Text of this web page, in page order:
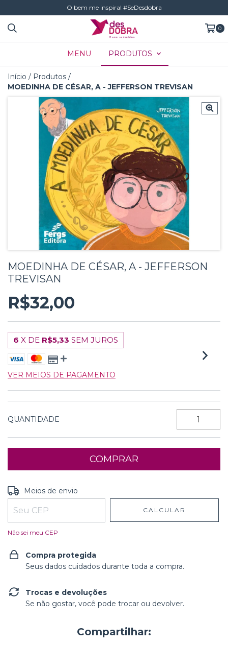
O bem me inspira! #SeDesdobra
0
MENU PRODUTOS
Início / Produtos /
MOEDINHA DE CÉSAR, A - JEFFERSON TREVISAN
MOEDINHA DE CÉSAR, A - JEFFERSON
TREVISAN
R$32,00
6 X DE R$5,33 SEM JUROS
VER MEIOS DE PAGAMENTO
QUANTIDADE
Entregas para o CEP:
Meios de envio
CALCULAR
Não sei meu CEP
Compra protegida
Seus dados cuidados durante toda a compra.
Trocas e devoluções
Se não gostar, você pode trocar ou devolver.
Compartilhar: